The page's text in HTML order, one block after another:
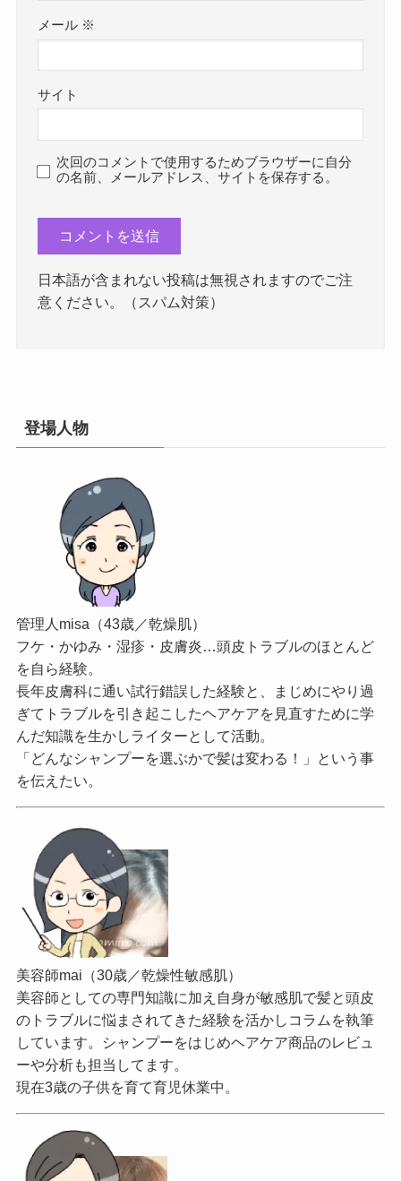
メール ※
サイト
次回のコメントで使用するためブラウザーに自分
の名前、メールアドレス、サイトを保存する。
日本語が含まれない投稿は無視されますのでご注
意ください。（スパム対策）
登場人物
管理人misa（43歳／乾燥肌）
フケ・かゆみ・湿疹・皮膚炎…頭皮トラブルのほとんど
を自ら経験。
長年皮膚科に通い試行錯誤した経験と、まじめにやり過
ぎてトラブルを引き起こしたヘアケアを見直すために学
んだ知識を生かしライターとして活動。
「どんなシャンプーを選ぶかで髪は変わる！」という事
を伝えたい。
美容師mai（30歳／乾燥性敏感肌）
美容師としての専門知識に加え自身が敏感肌で髪と頭皮
のトラブルに悩まされてきた経験を活かしコラムを執筆
しています。シャンプーをはじめヘアケア商品のレビュ
ーや分析も担当してます。
現在3歳の子供を育て育児休業中。